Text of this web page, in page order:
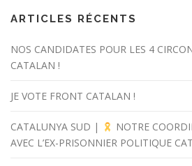
ARTICLES RÉCENTS
NOS CANDIDATES POUR LES 4
CATALAN !
JE VOTE FRONT CATALAN !
CATALUNYA SUD |
NOTRE
AVEC L’EX-PRISONNIER POLITIQUE